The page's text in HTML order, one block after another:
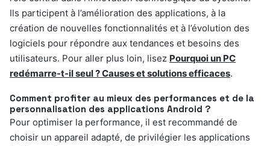
Ils participent à l’amélioration des applications, à la
création de nouvelles fonctionnalités et à l’évolution des
logiciels pour répondre aux tendances et besoins des
utilisateurs. Pour aller plus loin, lisez Pourquoi un PC
redémarre-t-il seul ? Causes et solutions efficaces.
Comment profiter au mieux des performances et de la
personnalisation des applications Android ?
Pour optimiser la performance, il est recommandé de
choisir un appareil adapté, de privilégier les applications